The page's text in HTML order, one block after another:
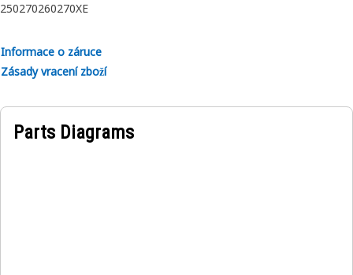
250270260270XE
Informace o záruce
Zásady vracení zboží
Parts Diagrams